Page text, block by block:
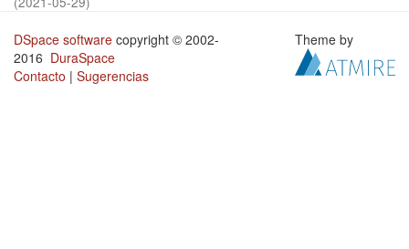
DSpace software copyright © 2002-
2016 DuraSpace
Contacto | Sugerencias
Theme by